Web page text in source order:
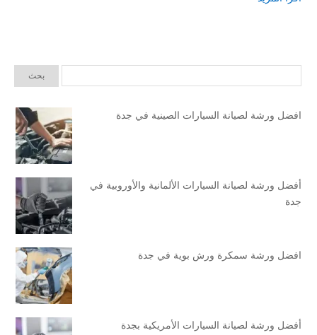
افضل ورشة لصيانة السيارات الصينية في جدة
أفضل ورشة لصيانة السيارات الألمانية والأوروبية في
جدة
افضل ورشة سمكرة ورش بوية في جدة
أفضل ورشة لصيانة السيارات الأمريكية بجدة